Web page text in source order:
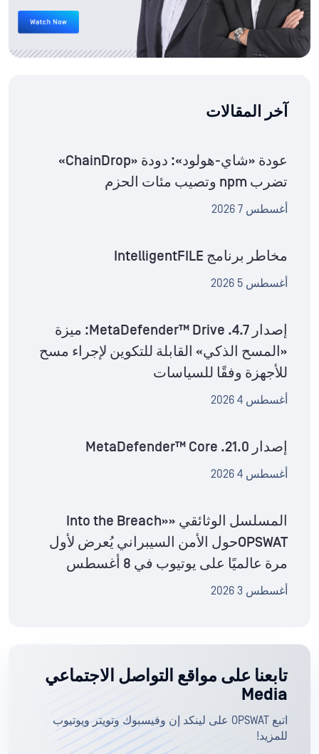
آخر المقالات
عودة «شاي-هولود»: دودة «ChainDrop»
تضرب npm وتصيب مئات الحزم
أغسطس 7 2026
مخاطر برنامج IntelligentFILE
أغسطس 5 2026
إصدار MetaDefender™ Drive .4.7: ميزة
«المسح الذكي» القابلة للتكوين لإجراء مسح
للأجهزة وفقًا للسياسات
أغسطس 4 2026
إصدار MetaDefender™ Core .21.0
أغسطس 4 2026
المسلسل الوثائقي «Into the Breach»
OPSWATحول الأمن السيبراني يُعرض لأول
مرة عالميًا على يوتيوب في 8 أغسطس
أغسطس 3 2026
تابعنا على مواقع التواصل الاجتماعي
Media
اتبع OPSWAT على لينكد إن وفيسبوك وتويتر ويوتيوب
للمزيد!